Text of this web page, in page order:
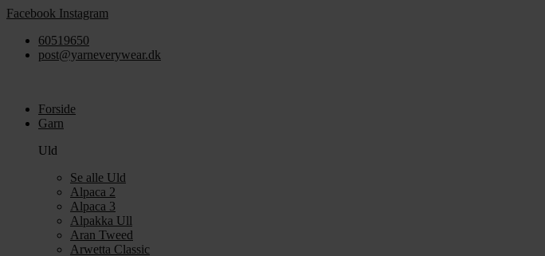
Videre
indhold
Facebook Instagram
60519650
post@yarneverywear.dk
Forside
Garn
Uld
Se alle Uld
Alpaca 2
Alpaca 3
Alpakka Ull
Aran Tweed
Arwetta Classic